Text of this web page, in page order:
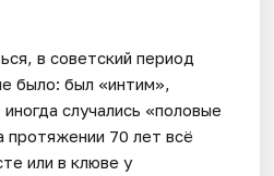
в советский период
было: был «интим»,
случались «половые
протяжении 70 лет всё
или в клюве у